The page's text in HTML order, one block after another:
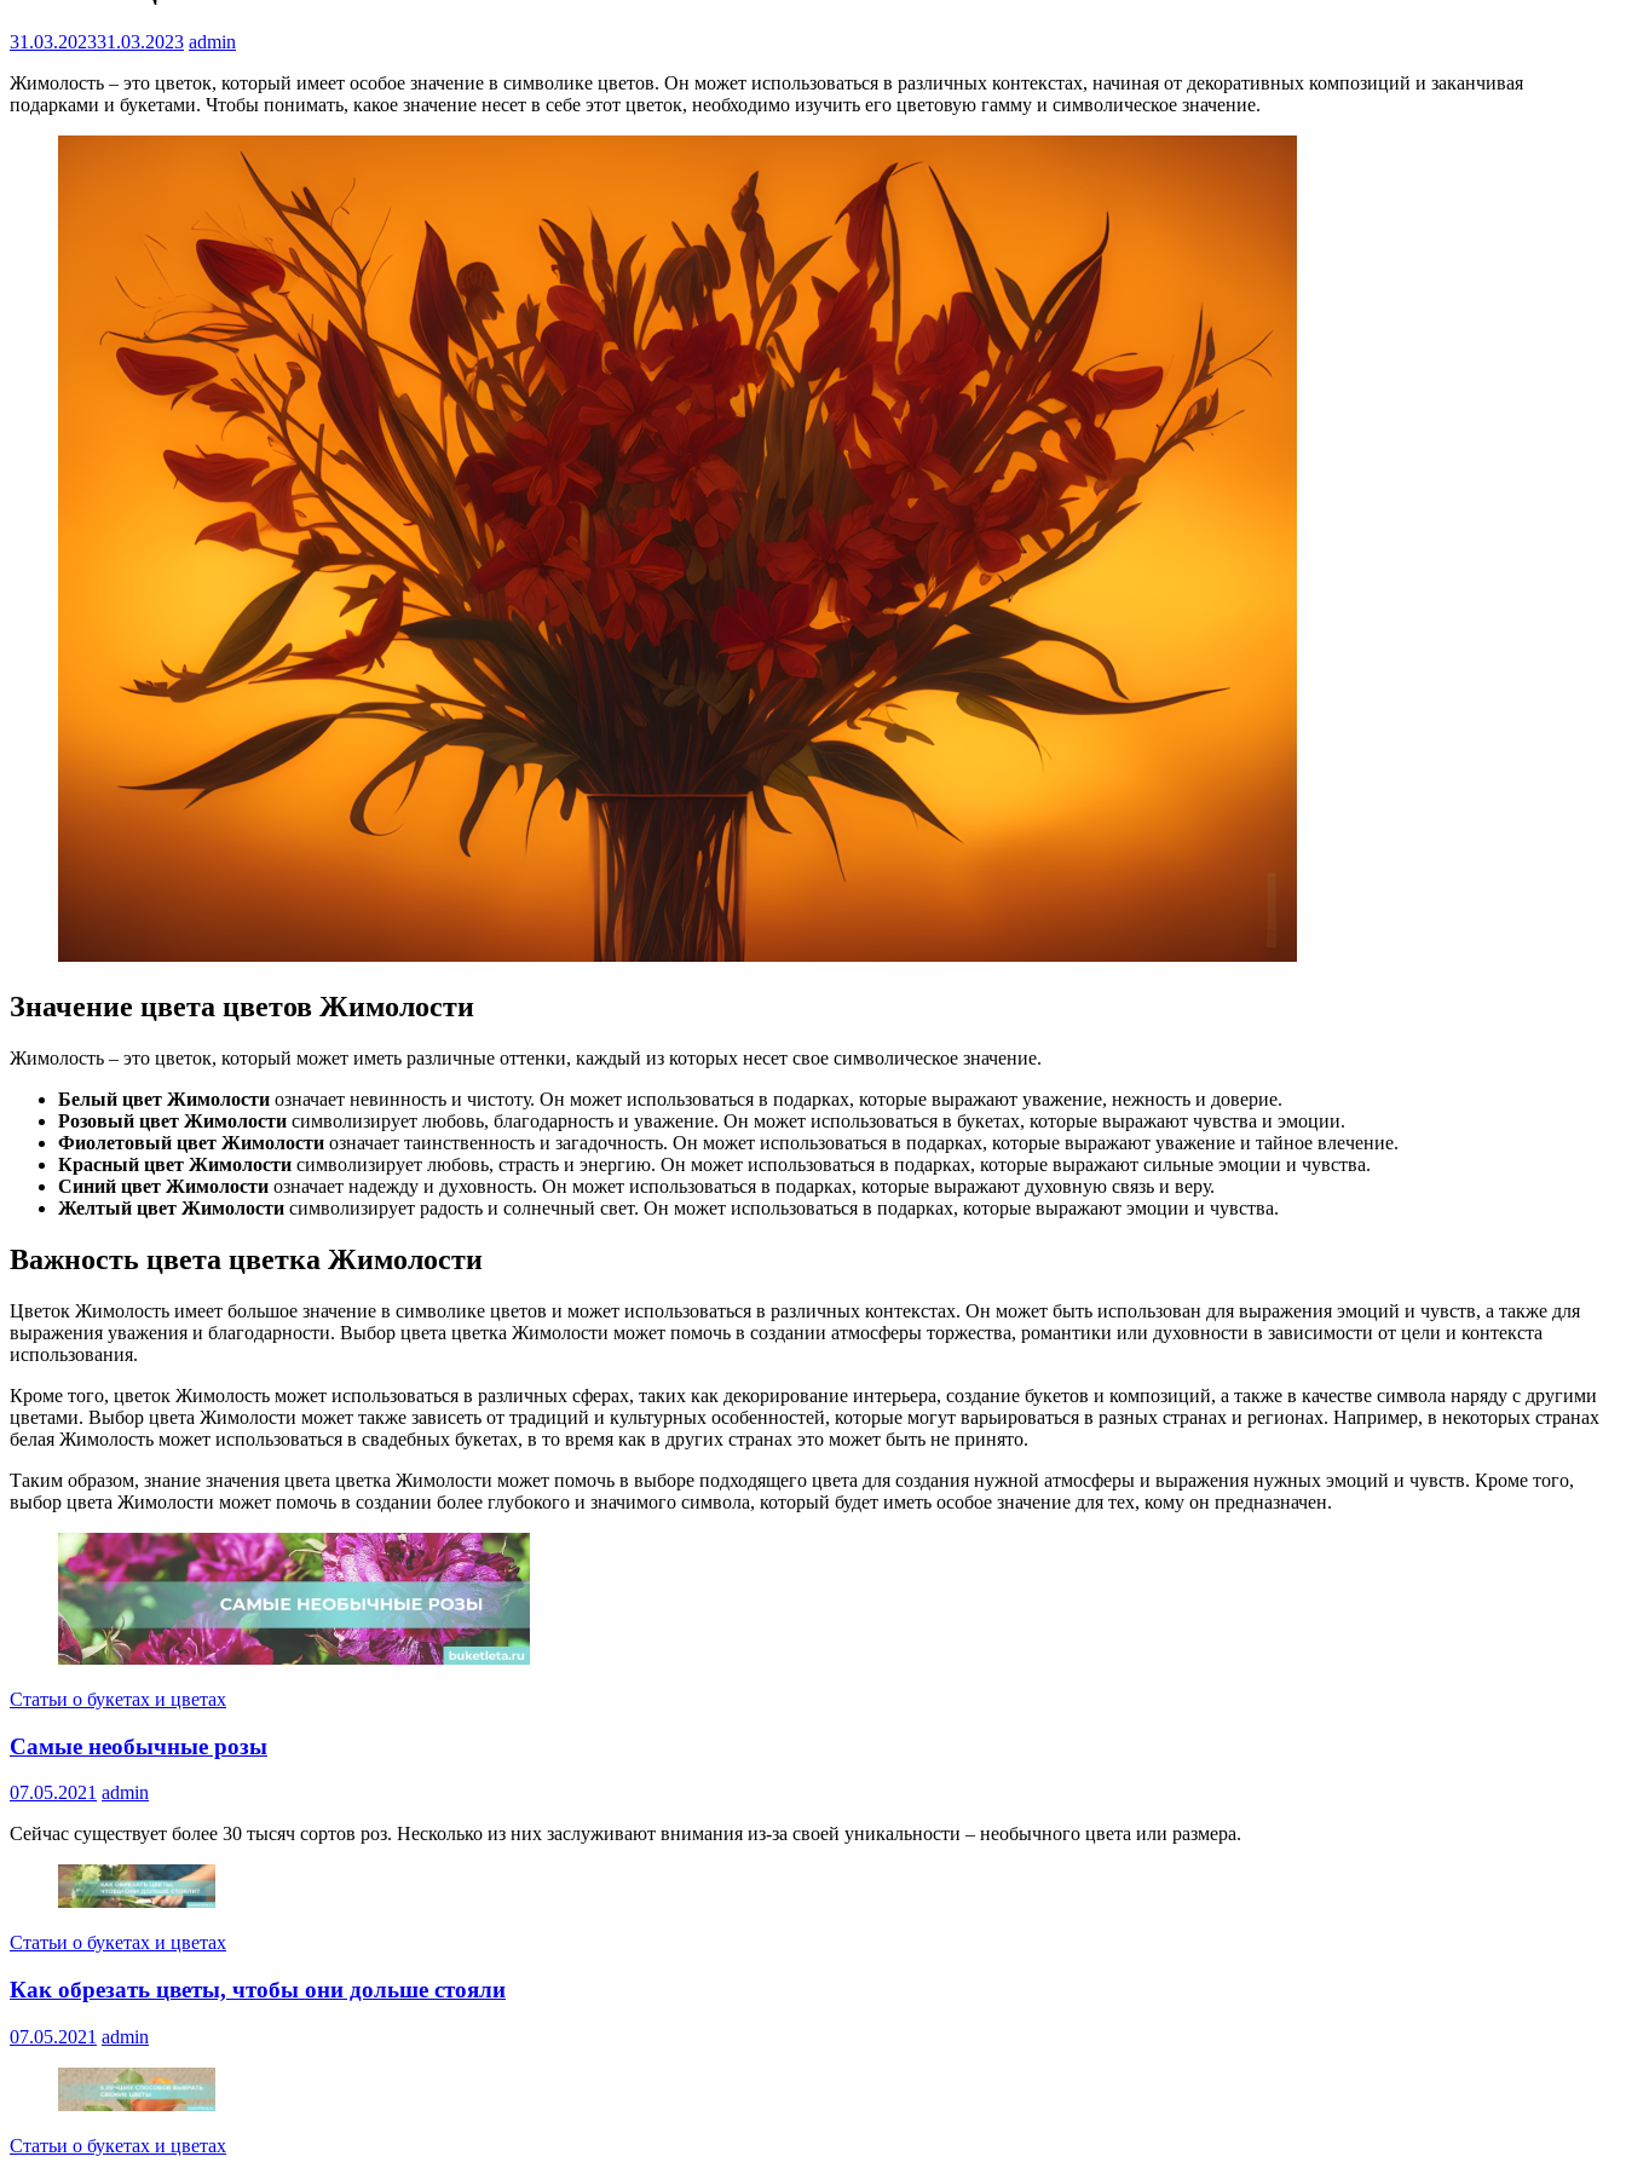
31.03.202331.03.2023 admin
Жимолость – это цветок, который имеет особое значение в символике цветов. Он может использоваться в различных контекстах, начиная от декоративных композиций и заканчивая
подарками и букетами. Чтобы понимать, какое значение несет в себе этот цветок, необходимо изучить его цветовую гамму и символическое значение.
Значение цвета цветов Жимолости
Жимолость – это цветок, который может иметь различные оттенки, каждый из которых несет свое символическое значение.
Белый цвет Жимолости означает невинность и чистоту. Он может использоваться в подарках, которые выражают уважение, нежность и доверие.
Розовый цвет Жимолости символизирует любовь, благодарность и уважение. Он может использоваться в букетах, которые выражают чувства и эмоции.
Фиолетовый цвет Жимолости означает таинственность и загадочность. Он может использоваться в подарках, которые выражают уважение и тайное влечение.
Красный цвет Жимолости символизирует любовь, страсть и энергию. Он может использоваться в подарках, которые выражают сильные эмоции и чувства.
Синий цвет Жимолости означает надежду и духовность. Он может использоваться в подарках, которые выражают духовную связь и веру.
Желтый цвет Жимолости символизирует радость и солнечный свет. Он может использоваться в подарках, которые выражают эмоции и чувства.
Важность цвета цветка Жимолости
Цветок Жимолость имеет большое значение в символике цветов и может использоваться в различных контекстах. Он может быть использован для выражения эмоций и чувств, а также для
выражения уважения и благодарности. Выбор цвета цветка Жимолости может помочь в создании атмосферы торжества, романтики или духовности в зависимости от цели и контекста
использования.
Кроме того, цветок Жимолость может использоваться в различных сферах, таких как декорирование интерьера, создание букетов и композиций, а также в качестве символа наряду с другими
цветами. Выбор цвета Жимолости может также зависеть от традиций и культурных особенностей, которые могут варьироваться в разных странах и регионах. Например, в некоторых странах
белая Жимолость может использоваться в свадебных букетах, в то время как в других странах это может быть не принято.
Таким образом, знание значения цвета цветка Жимолости может помочь в выборе подходящего цвета для создания нужной атмосферы и выражения нужных эмоций и чувств. Кроме того,
выбор цвета Жимолости может помочь в создании более глубокого и значимого символа, который будет иметь особое значение для тех, кому он предназначен.
Статьи о букетах и цветах
Самые необычные розы
07.05.2021 admin
Сейчас существует более 30 тысяч сортов роз. Несколько из них заслуживают внимания из-за своей уникальности – необычного цвета или размера.
Статьи о букетах и цветах
Как обрезать цветы, чтобы они дольше стояли
07.05.2021 admin
Статьи о букетах и цветах